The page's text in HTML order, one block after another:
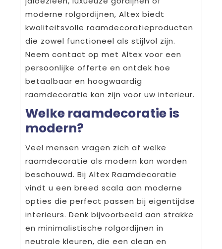
moderne rolgordijnen, Altex biedt
kwaliteitsvolle raamdecoratieproducten
die zowel functioneel als stijlvol zijn.
Neem contact op met Altex voor een
persoonlijke offerte en ontdek hoe
betaalbaar en hoogwaardig
raamdecoratie kan zijn voor uw interieur.
Welke raamdecoratie is
modern?
Veel mensen vragen zich af welke
raamdecoratie als modern kan worden
beschouwd. Bij Altex Raamdecoratie
vindt u een breed scala aan moderne
opties die perfect passen bij eigentijdse
interieurs. Denk bijvoorbeeld aan strakke
en minimalistische rolgordijnen in
neutrale kleuren, die een clean en